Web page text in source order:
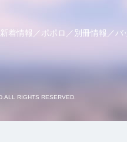
新着情報 ポポロ 別冊情報 バ
RIGHTS RESERVED.